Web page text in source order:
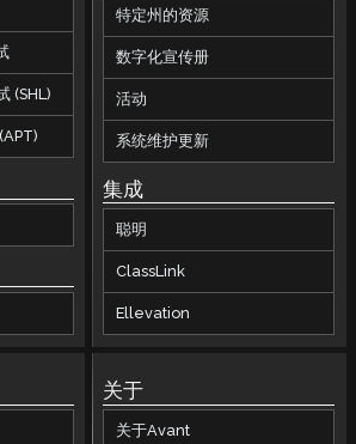
(SHL)
特定州的资源
数字化宣传册
活动
系统维护更新
集成
聪明
ClassLink
Ellevation
关于
关于Avant